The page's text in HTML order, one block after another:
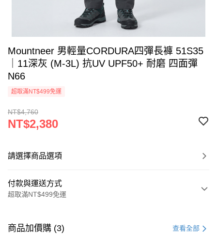
Mountneer 男輕量CORDURA四彈長褲 51S35
｜11深灰 (M-3L) 抗UV UPF50+ 耐磨 四面彈
N66
超取滿NT$499免運
NT$4,760
NT$2,380
請選擇商品選項
付款與運送方式
超取滿NT$499免運
信用卡一次付款
商品加價購 (3) 查看全部